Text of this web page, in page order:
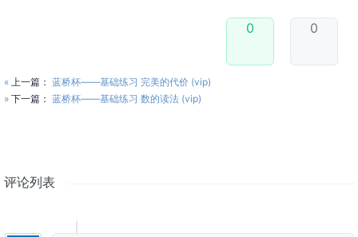
0 0
« 上一篇： 蓝桥杯——基础练习 完美的代价 (vip)
» 下一篇： 蓝桥杯——基础练习 数的读法 (vip)
评论列表